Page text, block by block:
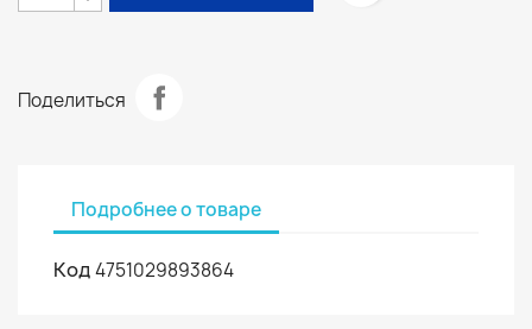
Поделиться
Подробнее о товаре
Код4751029893864